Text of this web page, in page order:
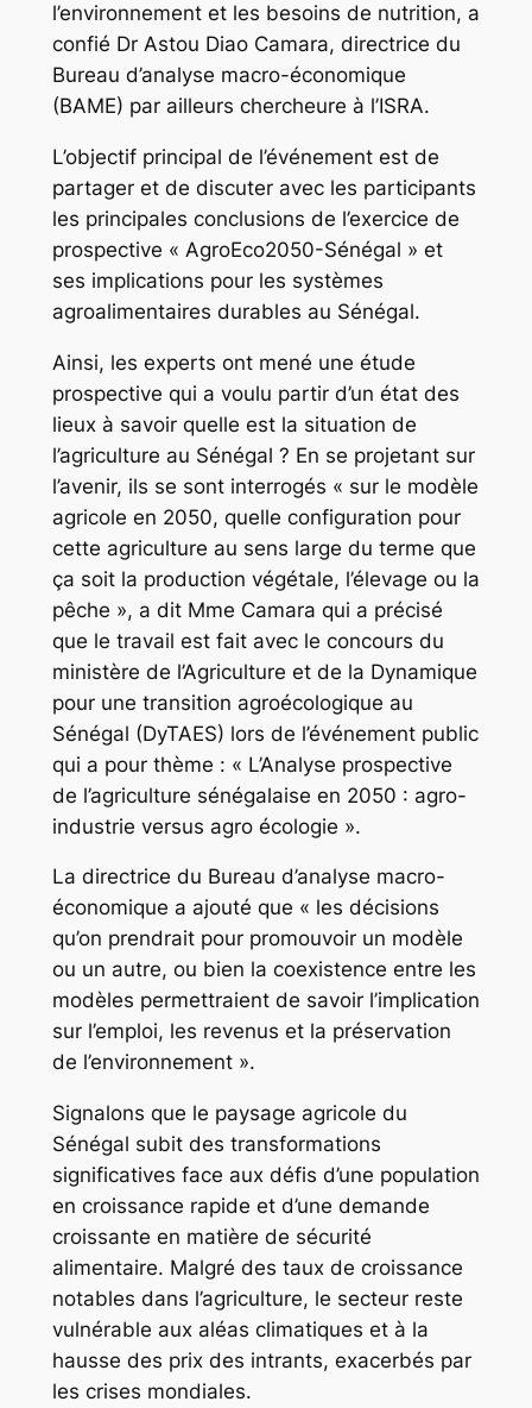
l’environnement et les besoins de nutrition, a
confié Dr Astou Diao Camara, directrice du
Bureau d’analyse macro-économique
(BAME) par ailleurs chercheure à l’ISRA.
L’objectif principal de l’événement est de
partager et de discuter avec les participants
les principales conclusions de l’exercice de
prospective « AgroEco2050-Sénégal » et
ses implications pour les systèmes
agroalimentaires durables au Sénégal.
Ainsi, les experts ont mené une étude
prospective qui a voulu partir d’un état des
lieux à savoir quelle est la situation de
l’agriculture au Sénégal ? En se projetant sur
l’avenir, ils se sont interrogés « sur le modèle
agricole en 2050, quelle configuration pour
cette agriculture au sens large du terme que
ça soit la production végétale, l’élevage ou la
pêche », a dit Mme Camara qui a précisé
que le travail est fait avec le concours du
ministère de l’Agriculture et de la Dynamique
pour une transition agroécologique au
Sénégal (DyTAES) lors de l’événement public
qui a pour thème : « L’Analyse prospective
de l’agriculture sénégalaise en 2050 : agro-
industrie versus agro écologie ».
La directrice du Bureau d’analyse macro-
économique a ajouté que « les décisions
qu’on prendrait pour promouvoir un modèle
ou un autre, ou bien la coexistence entre les
modèles permettraient de savoir l’implication
sur l’emploi, les revenus et la préservation
de l’environnement ».
Signalons que le paysage agricole du
Sénégal subit des transformations
significatives face aux défis d’une population
en croissance rapide et d’une demande
croissante en matière de sécurité
alimentaire. Malgré des taux de croissance
notables dans l’agriculture, le secteur reste
vulnérable aux aléas climatiques et à la
hausse des prix des intrants, exacerbés par
les crises mondiales.